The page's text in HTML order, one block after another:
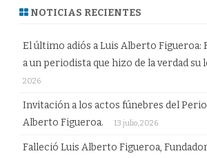
NOTICIAS RECIENTES
El último adiós a Luis Alberto Figueroa:
a un periodista que hizo de la verdad su
2026
Invitación a los actos fúnebres del
Alberto Figueroa.
13 julio, 2026
Falleció Luis Alberto Figueroa,